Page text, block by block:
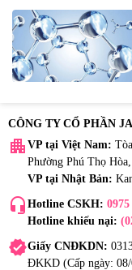
CÔNG TY CỔ PHẦN
apartment VP tại Việt Nam:
Phường Phú Thọ
VP tại Nhật Bản:
headset_mic Hotline CSKH:
Hotline khiếu nại:
verifiedGiấy CNĐKDN:
ĐKKD (Cấp ngày: 08/